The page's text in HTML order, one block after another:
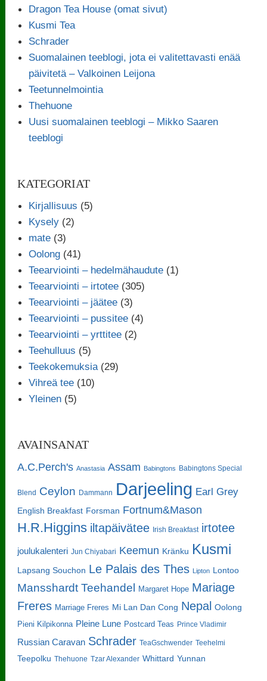
Dragon Tea House (omat sivut)
Kusmi Tea
Schrader
Suomalainen teeblogi, jota ei valitettavasti enää
päivitetä – Valkoinen Leijona
Teetunnelmointia
Thehuone
Uusi suomalainen teeblogi – Mikko Saaren
teeblogi
KATEGORIAT
Kirjallisuus (5)
Kysely (2)
mate (3)
Oolong (41)
Teearviointi – hedelmähaudute (1)
Teearviointi – irtotee (305)
Teearviointi – jäätee (3)
Teearviointi – pussitee (4)
Teearviointi – yrttitee (2)
Teehulluus (5)
Teekokemuksia(29)
Vihreä tee (10)
Yleinen (5)
AVAINSANAT
A.C.Perch's Anastasia Assam Babingtons Babingtons Special
Blend Ceylon Dammann Darjeeling Earl Grey
English Breakfast Forsman Fortnum&Mason
H.R.Higgins iltapäivätee Irish Breakfast irtotee
joulukalenteri Jun Chiyabari Keemun Kränku Kusmi
Lapsang Souchon Le Palais des Thes Lipton Lontoo
Mansshardt Teehandel Margaret Hope Mariage
Freres Marriage Freres Mi Lan Dan Cong Nepal Oolong
Pieni Kilpikonna Pleine Lune Postcard Teas Prince Vladimir
Russian Caravan Schrader TeaGschwender Teehelmi
Teepolku Thehuone Tzar Alexander Whittard Yunnan